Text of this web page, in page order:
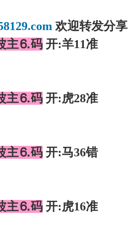
欢迎转发分享
主⒍码 开:羊11准
主⒍码 开:虎28准
主⒍码 开:马36错
主⒍码 开:虎16准